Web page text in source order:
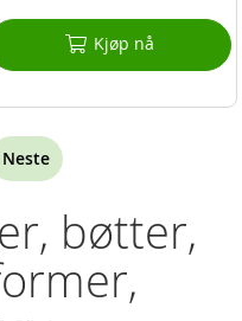
Kjøp nå
Neste
bøtter,